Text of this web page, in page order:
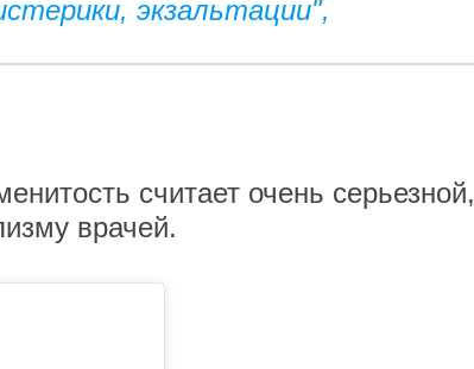
экзальтации",
считает очень серьезной,
врачей.